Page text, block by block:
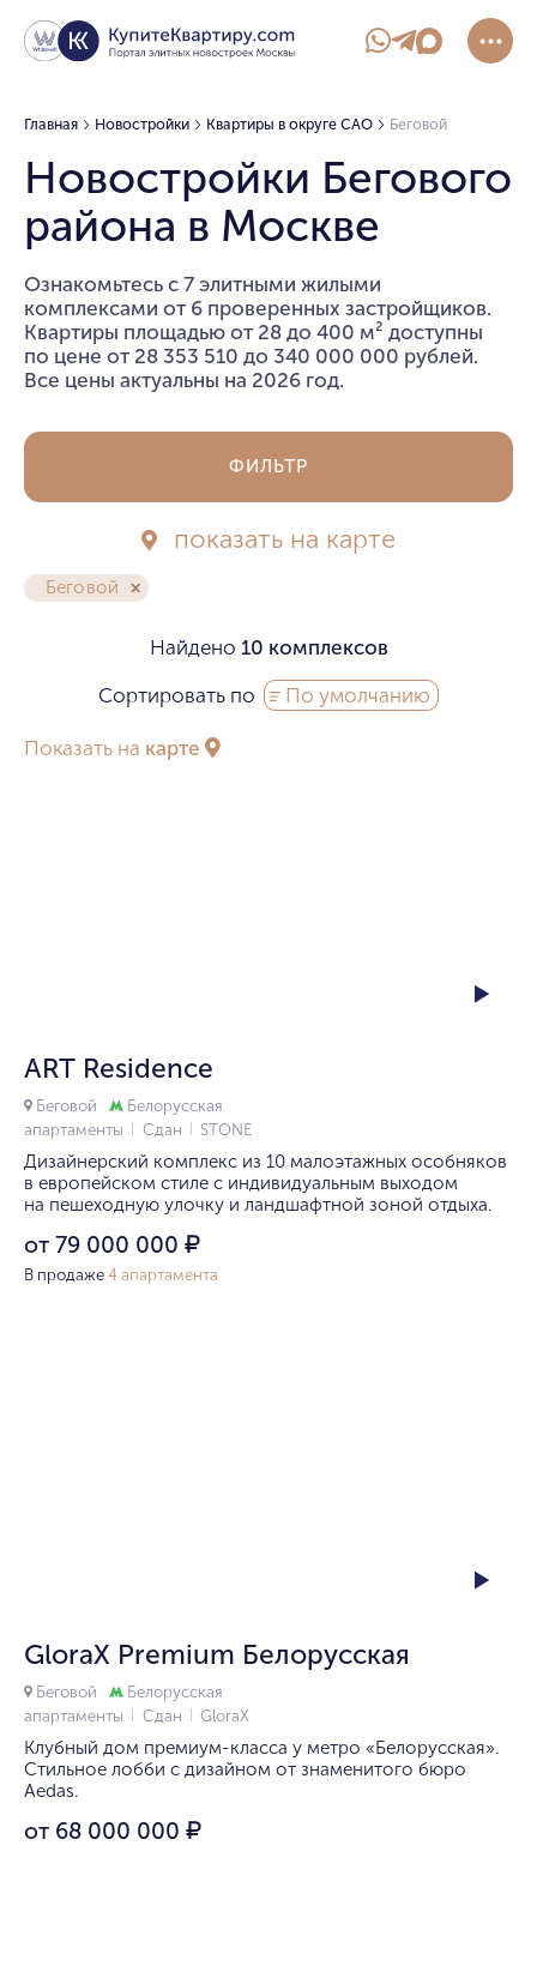
Главная Новостройки Квартиры в округе САО Беговой
Новостройки Бегового
района в Москве
Ознакомьтесь с 7 элитными жилыми
комплексами от 6 проверенных застройщиков.
Квартиры площадью от 28 до 400 м² доступны
по цене от 28 353 510 до 340 000 000 рублей.
Все цены актуальны на 2026 год.
Беговой
ФИЛЬТР
показать на карте
Найдено 10 комплексов
Сортировать по По умолчанию
Показать на карте
ART Residence
Беговой
Белорусская
апартаменты
Сдан STONE
Дизайнерский комплекс из 10 малоэтажных особняков
в европейском стиле с индивидуальным выходом
на пешеходную улочку и ландшафтной зоной отдыха.
от 79 000 000 ₽
В продаже4 апартамента
GloraX Premium Белорусская
Беговой
Белорусская
апартаменты
Сдан GloraX
Клубный дом премиум-класса у метро «Белорусская».
Стильное лобби с дизайном от знаменитого бюро
Aedas.
от 68 000 000 ₽